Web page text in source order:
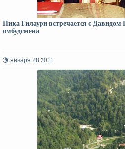
Ника Гилаури встречается с Давидом
омбудсмена
января 28 2011